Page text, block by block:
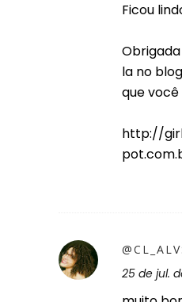
Ficou
la no
que você
http://
25 de jul.